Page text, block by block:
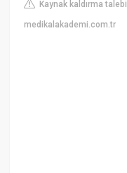
Kaynak kaldırma talebi
medikalakademi.com.tr